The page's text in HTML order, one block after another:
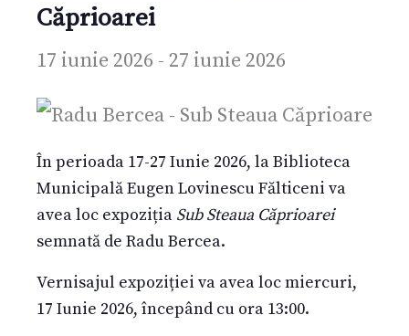
Căprioarei
17 iunie 2026 - 27 iunie 2026
În perioada 17-27 Iunie 2026, la Biblioteca
Municipală Eugen Lovinescu Fălticeni va
avea loc expoziția Sub Steaua Căprioarei
semnată de Radu Bercea.
Vernisajul expoziției va avea loc miercuri,
17 Iunie 2026, începând cu ora 13:00.